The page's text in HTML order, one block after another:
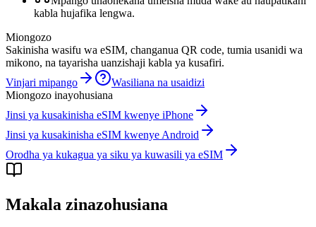
kabla hujafika lengwa.
Miongozo
Sakinisha wasifu wa eSIM, changanua QR code, tumia usanidi wa
mikono, na tayarisha uanzishaji kabla ya kusafiri.
Vinjari mipango
Wasiliana na usaidizi
Miongozo inayohusiana
Jinsi ya kusakinisha eSIM kwenye iPhone
Jinsi ya kusakinisha eSIM kwenye Android
Orodha ya kukagua ya siku ya kuwasili ya eSIM
Makala zinazohusiana